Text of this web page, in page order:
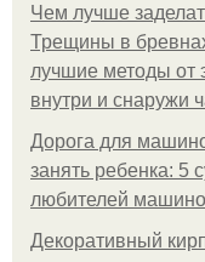
Чем лучше
Трещины в
лучшие методы от
внутри и снаружи
Дорога для
занять ребенка: 5
любителей
Декоративный